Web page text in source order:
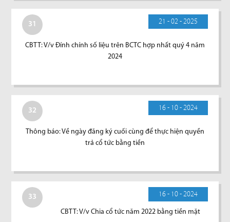
31 21 - 02 - 2025
CBTT: V/v Đính chính số liệu trên BCTC hợp nhất quý 4 năm
2024
32 16 - 10 - 2024
Thông báo: Về ngày đăng ký cuối cùng để thực hiện quyền
trả cổ tức bằng tiền
33 16 - 10 - 2024
CBTT: V/v Chia cổ tức năm 2022 bằng tiền mặt